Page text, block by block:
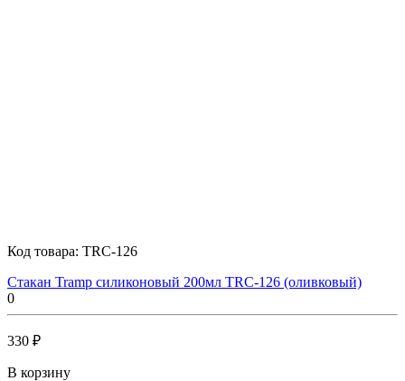
Код товара: TRC-126
Стакан Tramp силиконовый 200мл TRC-126 (оливковый)
0
330 ₽
В корзину